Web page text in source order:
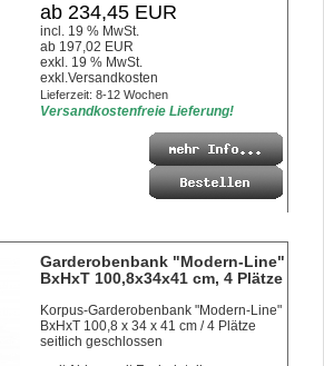
ab 234,45 EUR
incl. 19 % MwSt.
ab 197,02 EUR
exkl. 19 % MwSt.
exkl.Versandkosten
Lieferzeit: 8-12 Wochen
Versandkostenfreie Lieferung!
Garderobenbank "Modern-Line"
BxHxT 100,8x34x41 cm, 4 Plätze
Korpus-Garderobenbank "Modern-Line"
BxHxT 100,8 x 34 x 41 cm / 4 Plätze
seitlich geschlossen